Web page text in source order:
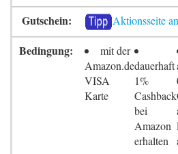
Aktionsseite
mit der
Amazon.de
VISA
Karte
dauerhaft
1%
Cashback
bei
Amazon
erhalten